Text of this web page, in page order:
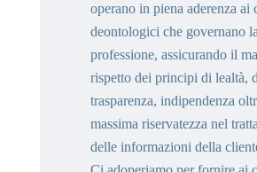
operano in piena aderenza ai
deontologici che governano la
professione, assicurando il
rispetto dei principi di lealtà,
trasparenza, indipendenza
massima riservatezza nel
delle informazioni della